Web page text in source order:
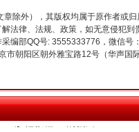
除外），其版权均属于原作者或
法律、法规、政策，如无意侵犯
编部QQ号: 3555333776，微信
朝阳区朝外雅宝路12号（华声国
"炒鞋教程"里的骗局